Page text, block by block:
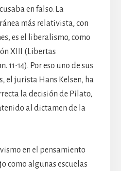
en falso. La
más relativista, con
es el liberalismo, como
XIII (Libertas
11-14). Por eso uno de sus
el jurista Hans Kelsen, ha
la decisión de Pilato,
al dictamen de la
en el pensamiento
como algunas escuelas